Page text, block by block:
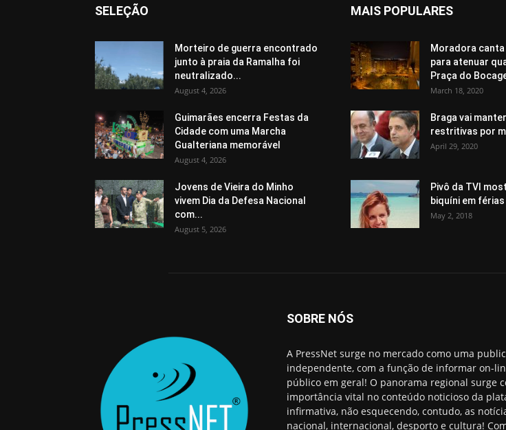
SELEÇÃO
Morteiro de guerra encontrado
junto à praia da Ramalha foi
neutralizado...
August 4, 2026
Guimarães encerra Festas da
Cidade com uma Marcha
Gualteriana memorável
August 4, 2026
Jovens de Vieira do Minho
vivem Dia da Defesa Nacional
com...
August 5, 2026
MAIS POPULARES
Moradora canta
para atenuar
Praça do
March 18, 2020
Braga vai
restritivas por
April 29, 2020
Pivô da TVI
biquíni em
May 2, 2018
SOBRE NÓS
A PressNet surge no mercado como uma
independente, com a função de informar on-
público em geral! O panorama regional surge
importância vital no conteúdo noticioso da
infirmativa, não esquecendo, contudo, as
nacional, internacional, desporto e cultura!